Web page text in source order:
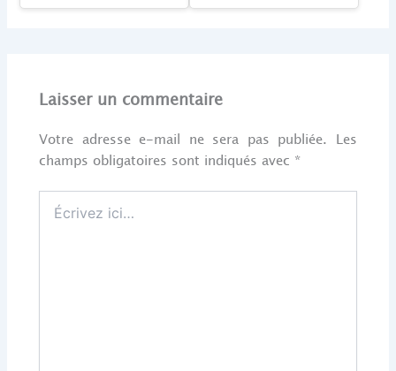
Laisser un commentaire
Votre adresse e-mail ne sera pas publiée. Les
champs obligatoires sont indiqués avec *
Écrivez
ici…